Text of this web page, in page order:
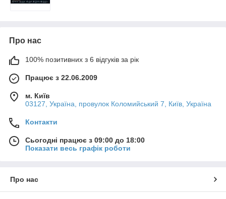
Про нас
100% позитивних з 6 відгуків за рік
Працює з 22.06.2009
м. Київ
03127, Україна, провулок Коломийський 7, Київ, Україна
Контакти
Сьогодні працює з 09:00 до 18:00
Показати весь графік роботи
Про нас